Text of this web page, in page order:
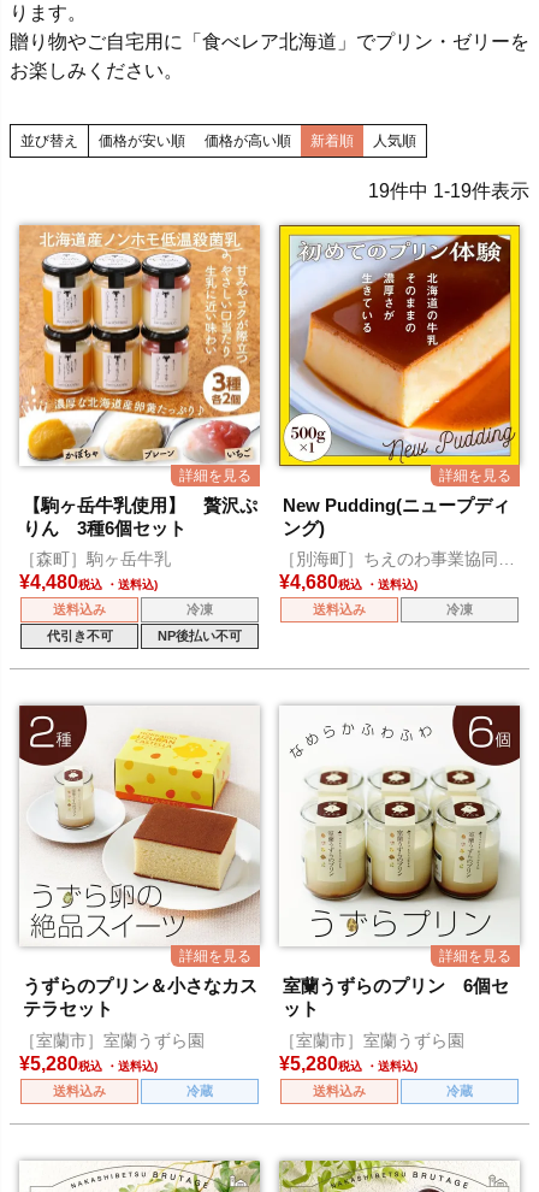
ります。
贈り物やご自宅用に「食べレア北海道」でプリン・ゼリーを
お楽しみください。
並び替え 価格が安い順 価格が高い順 新着順 人気順
19件中 1-19件表示
【駒ヶ岳牛乳使用】 贅沢ぷ
りん 3種6個セット
［森町］駒ヶ岳牛乳
¥4,480税込
送料込み
冷凍
代引き不可
NP後払い不可
New Pudding(ニュープディ
ング)
［別海町］ちえのわ事業協同組
合
¥4,680税込
送料込み 冷凍
うずらのプリン＆小さなカス
テラセット
［室蘭市］室蘭うずら園
¥5,280税込
送料込み 冷蔵
室蘭うずらのプリン 6個セ
ット
［室蘭市］室蘭うずら園
¥5,280税込
送料込み 冷蔵